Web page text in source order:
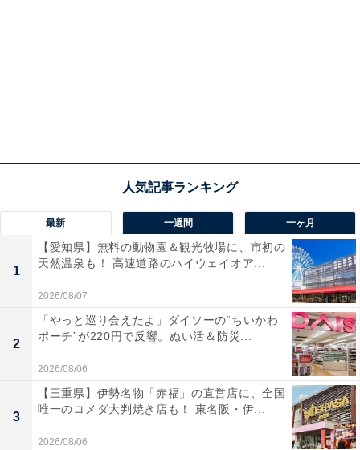
最新 一週間 一ヶ月
1
【愛知県】無料の動物園＆観光牧場に、市初の
天然温泉も！ 高速道路のハイウェイオア...
2026/08/07
2
「やっと巡り会えたよ」ダイソーの“ちいかわ
ポーチ”が220円で反響。ぬい活＆防災...
2026/08/06
3
【三重県】伊勢名物「赤福」の直営店に、全国
唯一のコメダ大判焼き店も！ 東名阪・伊...
2026/08/06